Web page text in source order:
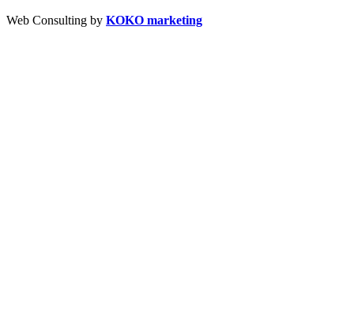
Web Consulting by KOKO marketing